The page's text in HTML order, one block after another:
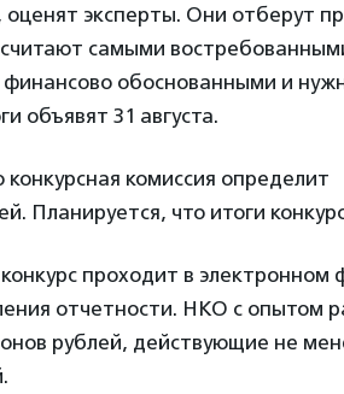
оценят эксперты. Они отберут
самыми
финансово обоснованными и
объявят 31 августа.
конкурсная комиссия определит
Планируется, что итоги
конкурс проходит в
отчетности. НКО с опытом
рублей, действующие не